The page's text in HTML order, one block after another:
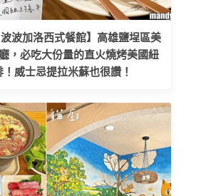
波波加洛西式餐館】高雄鹽埕區美
，必吃大份量的直火燒烤美國紐
威士忌提拉米蘇也很讚！